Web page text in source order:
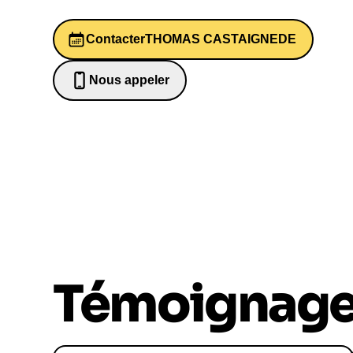
ContacterTHOMAS CASTAIGNEDE
Nous appeler
0652698481